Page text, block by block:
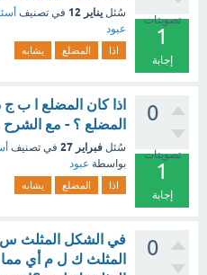
تصويتات
1
إجابة
سُئل يناير 12 في تصنيف
عبود
اذا المضلع يشابه
0
تصويتات
1
إجابة
اذا كان المضلع ا ب ج
المضلع ؟ - مع الشرح
سُئل فبراير 27 في تصنيف
بواسطة عبود
اذا المضلع يشابه
0
في الشكل المثلث
المثلث ك ل م أي